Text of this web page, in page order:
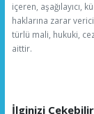
içeren, aşağılayıcı,
haklarına zarar
türlü mali, hukuki,
aittir.
İlginizi Çekebilir